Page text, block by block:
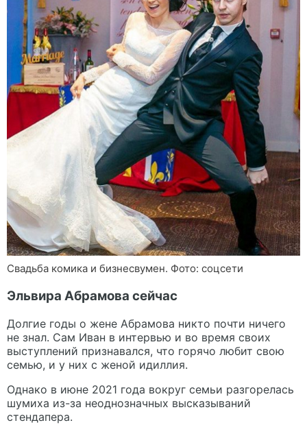
Свадьба комика и бизнесвумен. Фото: соцсети
Эльвира Абрамова сейчас
Долгие годы о жене Абрамова никто почти ничего
не знал. Сам Иван в интервью и во время своих
выступлений признавался, что горячо любит свою
семью, и у них с женой идиллия.
Однако в июне 2021 года вокруг семьи разгорелась
шумиха из-за неоднозначных высказываний
стендапера.